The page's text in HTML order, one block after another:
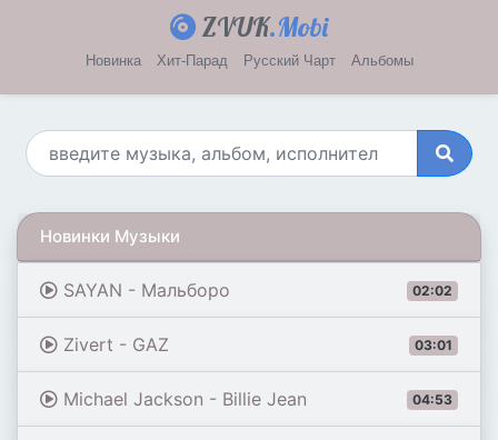
ZVUK.Mobi
Новинка Хит-Парад Русский Чарт Альбомы
Новинки Музыки
02:02
SAYAN - Мальборо
03:01
Zivert - GAZ
04:53
Michael Jackson - Billie Jean